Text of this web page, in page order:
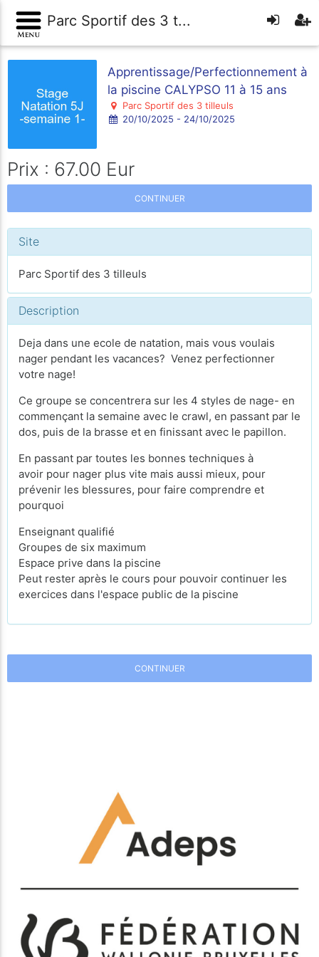
Parc Sportif des 3 t...
Apprentissage/Perfectionnement à
la piscine CALYPSO 11 à 15 ans
Parc Sportif des 3 tilleuls
20/10/2025 - 24/10/2025
Prix : 67.00 Eur
CONTINUER
Site
Parc Sportif des 3 tilleuls
Description
Deja dans une ecole de natation, mais vous voulais
nager pendant les vacances? Venez perfectionner
votre nage!
Ce groupe se concentrera sur les 4 styles de nage- en
commençant la semaine avec le crawl, en passant par le
dos, puis de la brasse et en finissant avec le papillon.
En passant par toutes les bonnes techniques à
avoir pour nager plus vite mais aussi mieux, pour
prévenir les blessures, pour faire comprendre et
pourquoi
Enseignant qualifié
Groupes de six maximum
Espace prive dans la piscine
Peut rester après le cours pour pouvoir continuer les
exercices dans l'espace public de la piscine
CONTINUER